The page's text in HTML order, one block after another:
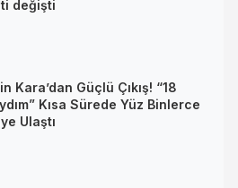
değişti
Kara’dan Güçlü Çıkış! “18
Kısa Sürede Yüz Binlerce
Ulaştı